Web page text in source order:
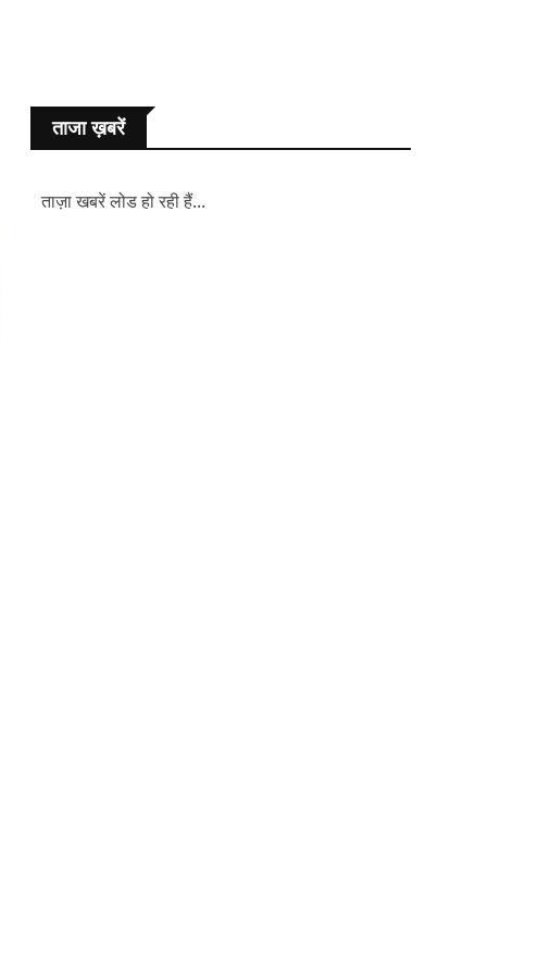
ताजा ख़बरें
ताज़ा खबरें लोड हो रही हैं...